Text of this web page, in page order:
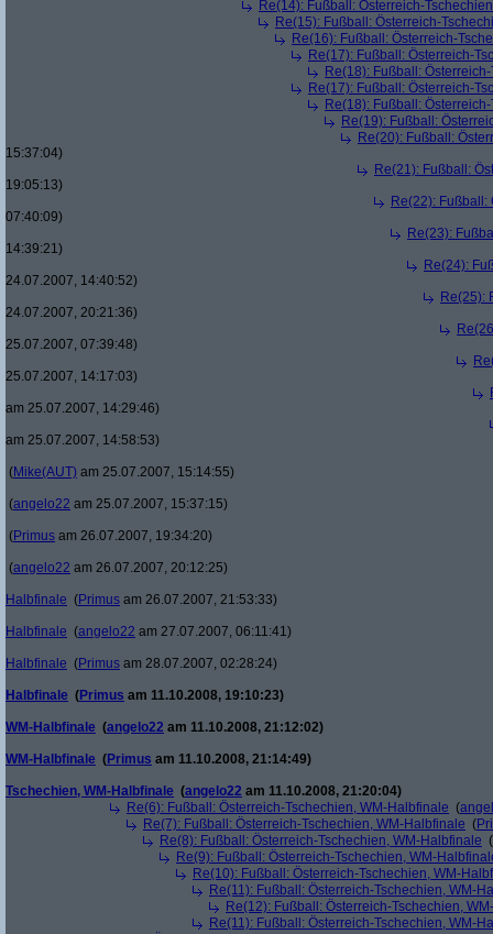
Re(14): Fußball: Österreich-
Re(15): Fußball: Österreich-
Re(16): Fußball: Österreich-
Re(17): Fußball: Österreich-
Re(18): Fußball:
Re(17): Fußball: Österreich-
Re(18): Fußball:
Re(19): Fußball:
Re(20): Fußball:
15:37:04)
Re(21): Fußball:
19:05:13)
Re(22): Fußball:
07:40:09)
Re(23):
14:39:21)
Re(24):
24.07.2007, 14:40:52)
Re(25):
24.07.2007, 20:21:36)
25.07.2007, 07:39:48)
25.07.2007, 14:17:03)
am 25.07.2007, 14:29:46)
am 25.07.2007, 14:58:53)
(Mike(AUT) am 25.07.2007, 15:14:55)
(angelo22 am 25.07.2007, 15:37:15)
(Primus am 26.07.2007, 19:34:20)
(angelo22 am 26.07.2007, 20:12:25)
Halbfinale (Primus am 26.07.2007, 21:53:33)
Halbfinale (angelo22 am 27.07.2007, 06:11:41)
Halbfinale (Primus am 28.07.2007, 02:28:24)
Halbfinale (Primus am 11.10.2008, 19:10:23)
WM-Halbfinale (angelo22 am 11.10.2008, 21:12:02)
WM-Halbfinale (Primus am 11.10.2008, 21:14:49)
Tschechien, WM-Halbfinale (angelo22 am 11.10.2008, 21:20:04)
Re(6): Fußball: Österreich-Tschechien, WM-Halbfinale (
Re(7): Fußball: Österreich-Tschechien, WM-Halbfinale (
Re(8): Fußball: Österreich-Tschechien, WM-Halbfinale (
Re(9): Fußball: Österreich-Tschechien, WM-
Re(10): Fußball: Österreich-Tschechien, WM-
Re(11): Fußball: Österreich-Tschechien, WM-
Re(12): Fußball: Österreich-Tschechien,
Re(11): Fußball: Österreich-Tschechien, WM-